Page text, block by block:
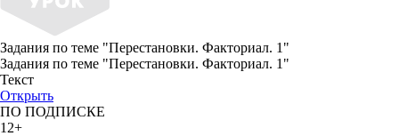
Задания по теме "Перестановки. Факториал. 1"
Задания по теме "Перестановки. Факториал. 1"
Текст
Открыть
ПО ПОДПИСКЕ
12+